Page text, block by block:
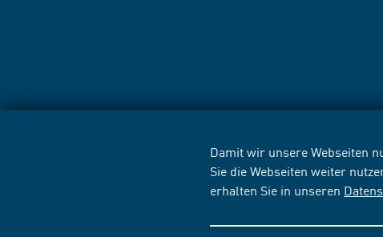
Damit wir unsere Webseiten
Sie die Webseiten weiter
erhalten Sie in unseren